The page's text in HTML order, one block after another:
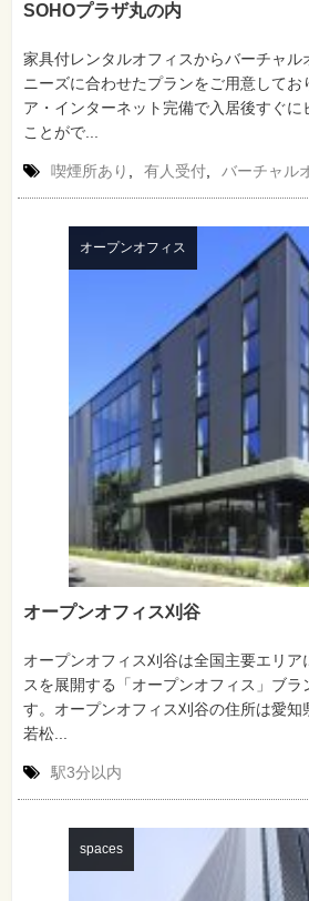
SOHOプラザ丸の内
家具付レンタルオフィスからバーチャ
ニーズに合わせたプランをご用意してお
ア・インターネット完備で入居後すぐに
ことがで...
喫煙所あり , 有人受付, バーチャル
オープンオフィス
オープンオフィス刈谷
オープンオフィス刈谷は全国主要エリア
スを展開する「オープンオフィス」ブラ
す。オープンオフィス刈谷の住所は愛
若松...
駅3分以内
spaces